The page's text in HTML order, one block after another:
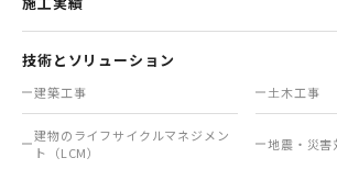
技術とソリューション
建築工事 土木工事
建物のライフサイクルマネジメン
ト（LCM）
地震・災害